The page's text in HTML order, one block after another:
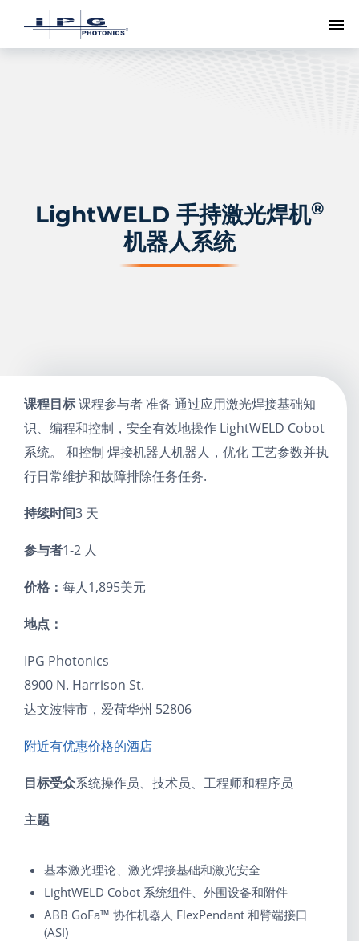
切
LightWELD 手持激光焊机®
机器人系统
课程目标课程参与者准备 通过应用激光焊接基础知
识、编程和控制，安全有效地操作 LightWELD Cobot
系统。 和控制 焊接机器人机器人，优化工艺参数并执
行日常维护和故障排除任务任务.
持续时间3 天
参与者1-2 人
价格： 每人1,895美元
地点：
IPG Photonics
8900 N. Harrison St.
达文波特市，爱荷华州 52806
附近有优惠价格的酒店
目标受众系统操作员、技术员、工程师和程序员
主题
基本激光理论、激光焊接基础和激光安全
LightWELD Cobot 系统组件、外围设备和附件
ABB GoFa™ 协作机器人 FlexPendant 和臂端接口
(ASI)